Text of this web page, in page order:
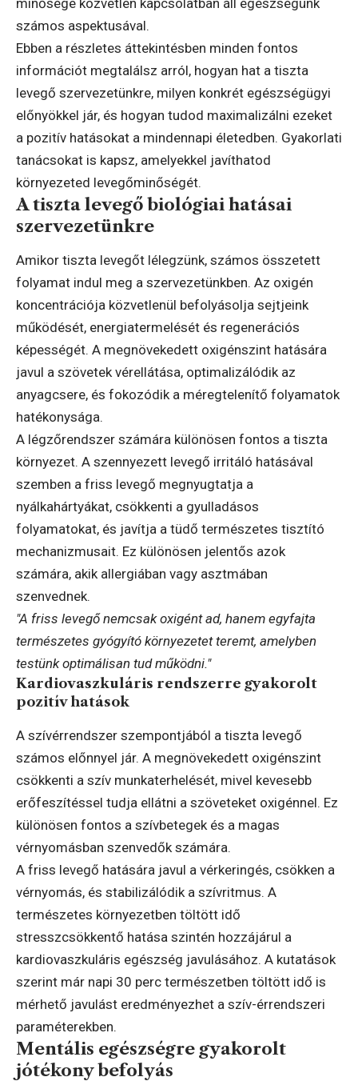
számos aspektusával.
Ebben a részletes áttekintésben minden fontos
információt megtalálsz arról, hogyan hat a tiszta
levegő szervezetünkre, milyen konkrét egészségügyi
előnyökkel jár, és hogyan tudod maximalizálni ezeket
a pozitív hatásokat a mindennapi életedben. Gyakorlati
tanácsokat is kapsz, amelyekkel javíthatod
környezeted levegőminőségét.
A tiszta levegő biológiai hatásai
szervezetünkre
Amikor tiszta levegőt lélegzünk, számos összetett
folyamat indul meg a szervezetünkben. Az oxigén
koncentrációja közvetlenül befolyásolja sejtjeink
működését, energiatermelését és regenerációs
képességét. A megnövekedett oxigénszint hatására
javul a szövetek vérellátása, optimalizálódik az
anyagcsere, és fokozódik a méregtelenítő folyamatok
hatékonysága.
A légzőrendszer számára különösen fontos a tiszta
környezet. A szennyezett levegő irritáló hatásával
szemben a friss levegő megnyugtatja a
nyálkahártyákat, csökkenti a gyulladásos
folyamatokat, és javítja a tüdő természetes tisztító
mechanizmusait. Ez különösen jelentős azok
számára, akik allergiában vagy asztmában
szenvednek.
"A friss levegő nemcsak oxigént ad, hanem egyfajta
természetes gyógyító környezetet teremt, amelyben
testünk optimálisan tud működni."
Kardiovaszkuláris rendszerre gyakorolt
pozitív hatások
A szívérrendszer szempontjából a tiszta levegő
számos előnnyel jár. A megnövekedett oxigénszint
csökkenti a szív munkaterhelését, mivel kevesebb
erőfeszítéssel tudja ellátni a szöveteket oxigénnel. Ez
különösen fontos a szívbetegek és a magas
vérnyomásban szenvedők számára.
A friss levegő hatására javul a vérkeringés, csökken a
vérnyomás, és stabilizálódik a szívritmus. A
természetes környezetben töltött idő
stresszcsökkentő hatása szintén hozzájárul a
kardiovaszkuláris egészség javulásához. A kutatások
szerint már napi 30 perc természetben töltött idő is
mérhető javulást eredményezhet a szív-érrendszeri
paraméterekben.
Mentális egészségre gyakorolt
jótékony befolyás